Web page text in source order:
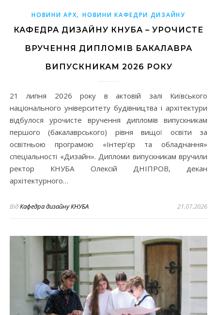
НОВИНИ АРХ,НОВИНИ КАФЕДРИ ДИЗАЙНУ
КАФЕДРА ДИЗАЙНУ КНУБА – УРОЧИСТЕ
ВРУЧЕННЯ ДИПЛОМІВ БАКАЛАВРА
ВИПУСКНИКАМ 2026 РОКУ
21 липня 2026 року в актовій залі Київського
національного університету будівництва і архітектури
відбулося урочисте вручення дипломів випускникам
першого (бакалаврського) рівня вищої освіти за
освітньою програмою «Інтер’єр та обладнання»
спеціальності «Дизайн». Дипломи випускникам вручили
ректор КНУБА Олексій ДНІПРОВ, декан
архітектурного…
ВідКафедра дизайну КНУБА 21.07.2026